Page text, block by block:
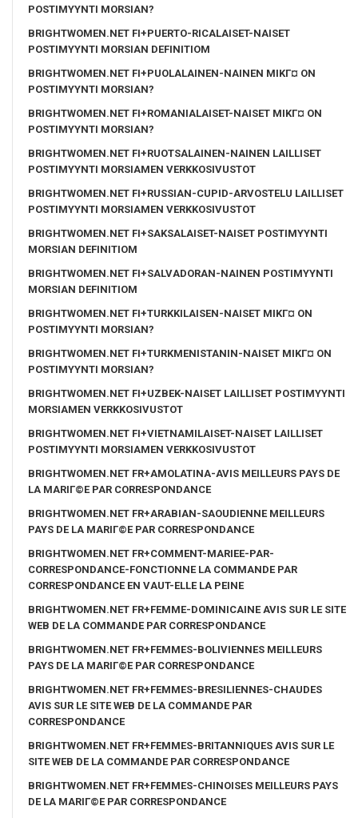
POSTIMYYNTI MORSIAN?
BRIGHTWOMEN.NET FI+PUERTO-RICALAISET-NAISET
POSTIMYYNTI MORSIAN DEFINITIOM
BRIGHTWOMEN.NET FI+PUOLALAINEN-NAINEN MIKГ¤ ON
POSTIMYYNTI MORSIAN?
BRIGHTWOMEN.NET FI+ROMANIALAISET-NAISET MIKГ¤ ON
POSTIMYYNTI MORSIAN?
BRIGHTWOMEN.NET FI+RUOTSALAINEN-NAINEN LAILLISET
POSTIMYYNTI MORSIAMEN VERKKOSIVUSTOT
BRIGHTWOMEN.NET FI+RUSSIAN-CUPID-ARVOSTELU LAILLISET
POSTIMYYNTI MORSIAMEN VERKKOSIVUSTOT
BRIGHTWOMEN.NET FI+SAKSALAISET-NAISET POSTIMYYNTI
MORSIAN DEFINITIOM
BRIGHTWOMEN.NET FI+SALVADORAN-NAINEN POSTIMYYNTI
MORSIAN DEFINITIOM
BRIGHTWOMEN.NET FI+TURKKILAISEN-NAISET MIKГ¤ ON
POSTIMYYNTI MORSIAN?
BRIGHTWOMEN.NET FI+TURKMENISTANIN-NAISET MIKГ¤ ON
POSTIMYYNTI MORSIAN?
BRIGHTWOMEN.NET FI+UZBEK-NAISET LAILLISET POSTIMYYNTI
MORSIAMEN VERKKOSIVUSTOT
BRIGHTWOMEN.NET FI+VIETNAMILAISET-NAISET LAILLISET
POSTIMYYNTI MORSIAMEN VERKKOSIVUSTOT
BRIGHTWOMEN.NET FR+AMOLATINA-AVIS MEILLEURS PAYS DE
LA MARIГ©E PAR CORRESPONDANCE
BRIGHTWOMEN.NET FR+ARABIAN-SAOUDIENNE MEILLEURS
PAYS DE LA MARIГ©E PAR CORRESPONDANCE
BRIGHTWOMEN.NET FR+COMMENT-MARIEE-PAR-
CORRESPONDANCE-FONCTIONNE LA COMMANDE PAR
CORRESPONDANCE EN VAUT-ELLE LA PEINE
BRIGHTWOMEN.NET FR+FEMME-DOMINICAINE AVIS SUR LE SITE
WEB DE LA COMMANDE PAR CORRESPONDANCE
BRIGHTWOMEN.NET FR+FEMMES-BOLIVIENNES MEILLEURS
PAYS DE LA MARIГ©E PAR CORRESPONDANCE
BRIGHTWOMEN.NET FR+FEMMES-BRESILIENNES-CHAUDES
AVIS SUR LE SITE WEB DE LA COMMANDE PAR
CORRESPONDANCE
BRIGHTWOMEN.NET FR+FEMMES-BRITANNIQUES AVIS SUR LE
SITE WEB DE LA COMMANDE PAR CORRESPONDANCE
BRIGHTWOMEN.NET FR+FEMMES-CHINOISES MEILLEURS PAYS
DE LA MARIГ©E PAR CORRESPONDANCE